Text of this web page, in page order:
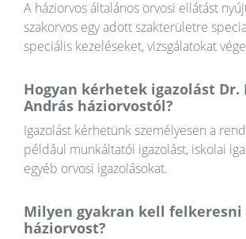
A háziorvos általános orvosi ellátást
szakorvos egy adott szakterületre
speciális kezeléseket, vizsgálatokat
Hogyan kérhetek igazolást Dr.
András háziorvostól?
Igazolást kérhetünk személyesen a
például munkáltatói igazolást, iskolai
egyéb orvosi igazolásokat.
Milyen gyakran kell felkeresni
háziorvost?